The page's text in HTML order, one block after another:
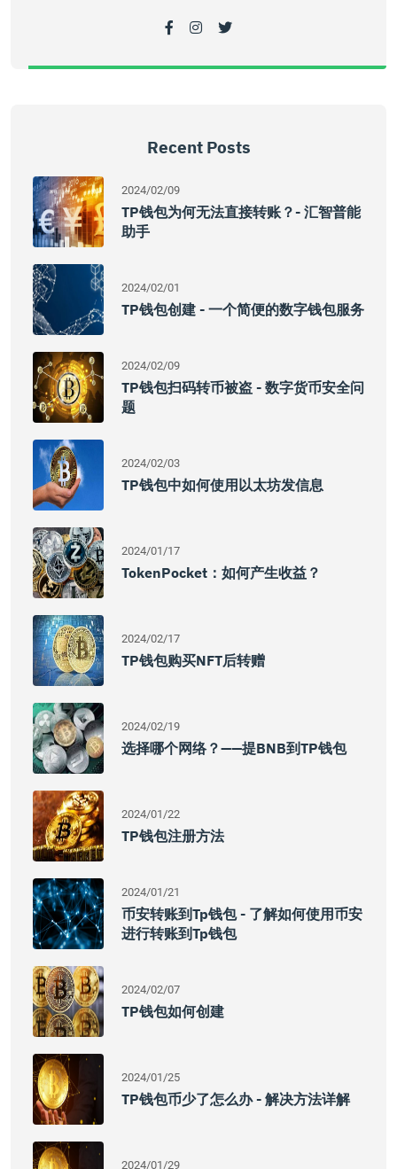
Recent Posts
2024/02/09
TP钱包为何无法直接转账？- 汇智普能
助手
2024/02/01
TP钱包创建 - 一个简便的数字钱包服务
2024/02/09
TP钱包扫码转币被盗 - 数字货币安全问
题
2024/02/03
TP钱包中如何使用以太坊发信息
2024/01/17
TokenPocket：如何产生收益？
2024/02/17
TP钱包购买NFT后转赠
2024/02/19
选择哪个网络？——提BNB到TP钱包
2024/01/22
TP钱包注册方法
2024/01/21
币安转账到tp钱包 - 了解如何使用币安
进行转账到tp钱包
2024/02/07
TP钱包如何创建
2024/01/25
TP钱包币少了怎么办 - 解决方法详解
2024/01/29